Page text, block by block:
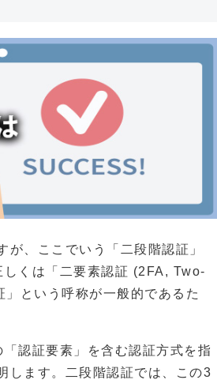
、ここでいう「二段階認証」
くは「二要素認証 (2FA, Two-
という呼称が一般的であるた
認証要素」を含む認証方式を指
します。二段階認証では、この3